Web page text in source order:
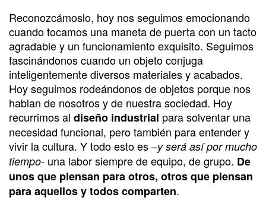
Reconozcámoslo, hoy nos seguimos emocionando
cuando tocamos una maneta de puerta con un tacto
agradable y un funcionamiento exquisito. Seguimos
fascinándonos cuando un objeto conjuga
inteligentemente diversos materiales y acabados.
Hoy seguimos rodeándonos de objetos porque nos
hablan de nosotros y de nuestra sociedad. Hoy
recurrimos al diseño industrial para solventar una
necesidad funcional, pero también para entender y
vivir la cultura. Y todo esto es –y será así por mucho
tiempo- una labor siempre de equipo, de grupo. De
unos que piensan para otros, otros que piensan
para aquellos y todos comparten.